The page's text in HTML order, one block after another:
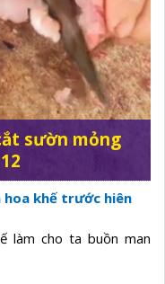
sườn mỏng
hoa khế trước hiên
làm cho ta buồn man